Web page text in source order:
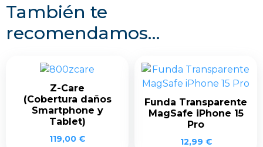
También te
recomendamos…
Z-Care
(Cobertura daños
Smartphone y
Tablet)
119,00 €
Funda Transparente
MagSafe iPhone 15
Pro
12,99 €